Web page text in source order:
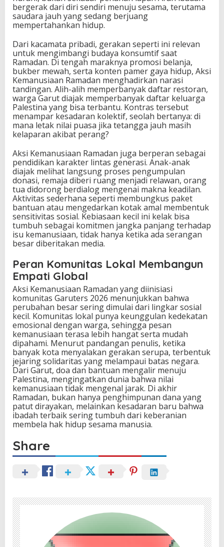
bergerak dari diri sendiri menuju sesama, terutama
saudara jauh yang sedang berjuang
mempertahankan hidup.
Dari kacamata pribadi, gerakan seperti ini relevan
untuk mengimbangi budaya konsumtif saat
Ramadan. Di tengah maraknya promosi belanja,
bukber mewah, serta konten pamer gaya hidup, Aksi
Kemanusiaan Ramadan menghadirkan narasi
tandingan. Alih-alih memperbanyak daftar restoran,
warga Garut diajak memperbanyak daftar keluarga
Palestina yang bisa terbantu. Kontras tersebut
menampar kesadaran kolektif, seolah bertanya: di
mana letak nilai puasa jika tetangga jauh masih
kelaparan akibat perang?
Aksi Kemanusiaan Ramadan juga berperan sebagai
pendidikan karakter lintas generasi. Anak-anak
diajak melihat langsung proses pengumpulan
donasi, remaja diberi ruang menjadi relawan, orang
tua didorong berdialog mengenai makna keadilan.
Aktivitas sederhana seperti membungkus paket
bantuan atau mengedarkan kotak amal membentuk
sensitivitas sosial. Kebiasaan kecil ini kelak bisa
tumbuh sebagai komitmen jangka panjang terhadap
isu kemanusiaan, tidak hanya ketika ada serangan
besar diberitakan media.
Peran Komunitas Lokal Membangun
Empati Global
Aksi Kemanusiaan Ramadan yang diinisiasi
komunitas Garuters 2026 menunjukkan bahwa
perubahan besar sering dimulai dari lingkar sosial
kecil. Komunitas lokal punya keunggulan kedekatan
emosional dengan warga, sehingga pesan
kemanusiaan terasa lebih hangat serta mudah
dipahami. Menurut pandangan penulis, ketika
banyak kota menyalakan gerakan serupa, terbentuk
jejaring solidaritas yang melampaui batas negara.
Dari Garut, doa dan bantuan mengalir menuju
Palestina, mengingatkan dunia bahwa nilai
kemanusiaan tidak mengenal jarak. Di akhir
Ramadan, bukan hanya penghimpunan dana yang
patut dirayakan, melainkan kesadaran baru bahwa
ibadah terbaik sering tumbuh dari keberanian
membela hak hidup sesama manusia.
Share